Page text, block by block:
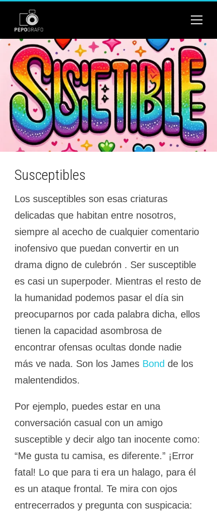
Susceptibles
Los susceptibles son esas criaturas
delicadas que habitan entre nosotros,
siempre al acecho de cualquier comentario
inofensivo que puedan convertir en un
drama digno de culebrón . Ser susceptible
es casi un superpoder. Mientras el resto de
la humanidad podemos pasar el día sin
preocuparnos por cada palabra dicha, ellos
tienen la capacidad asombrosa de
encontrar ofensas ocultas donde nadie
más ve nada. Son los James Bond de los
malentendidos.
Por ejemplo, puedes estar en una
conversación casual con un amigo
susceptible y decir algo tan inocente como:
“Me gusta tu camisa, es diferente.” ¡Error
fatal! Lo que para ti era un halago, para él
es un ataque frontal. Te mira con ojos
entrecerrados y pregunta con suspicacia: